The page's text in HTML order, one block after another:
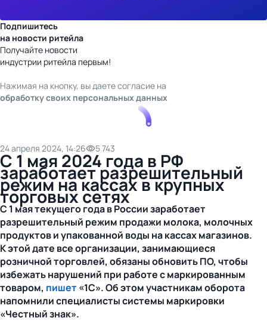
Подпишитесь
на новости ритейла
Получайте новости
индустрии ритейла первым!
Нажимая на кнопку, вы даете согласие на
обработку своих персональных данных
24 апреля 2024, 14:26 5 743
С 1 мая 2024 года в РФ
заработает разрешительный
режим на кассах в крупных
торговых сетях
С 1 мая текущего года в России заработает
разрешительный режим продажи молока, молочных
продуктов и упакованной воды на кассах магазинов.
К этой дате все организации, занимающиеся
розничной торговлей, обязаны обновить ПО, чтобы
избежать нарушений при работе с маркированным
товаром, пишет«1С». Об этом участникам оборота
напомнили специалисты системы маркировки
«Честный знак».